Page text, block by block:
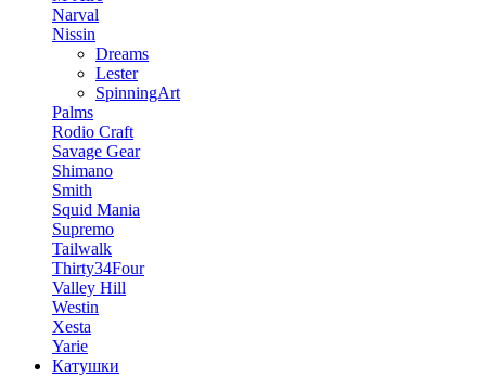
Narval
Nissin
Dreams
Lester
SpinningArt
Palms
Rodio Craft
Savage Gear
Shimano
Smith
Squid Mania
Supremo
Tailwalk
Thirty34Four
Valley Hill
Westin
Xesta
Yarie
Катушки